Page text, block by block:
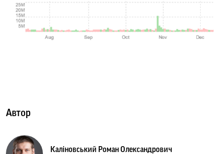
Автор
Каліновський Роман Олександрович